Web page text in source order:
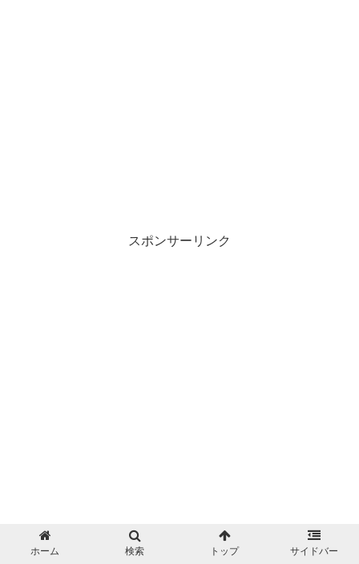
スポンサーリンク
ホーム 検索 トップ サイドバー